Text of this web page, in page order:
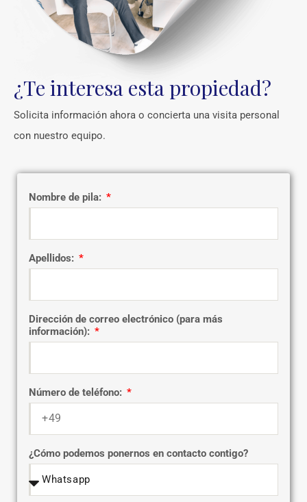
¿Te interesa esta propiedad?
Solicita información ahora o concierta una visita personal
con nuestro equipo.
Nombre de pila:
Apellidos:
Dirección de correo electrónico (para más
información):
Número de teléfono:
¿Cómo podemos ponernos en contacto contigo?